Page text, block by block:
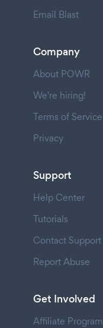
Email Blast
Company
About POWR
We're hiring!
Terms of Service
Privacy
Support
Help Center
Tutorials
Contact Support
Report Abuse
Get Involved
Affiliate Program